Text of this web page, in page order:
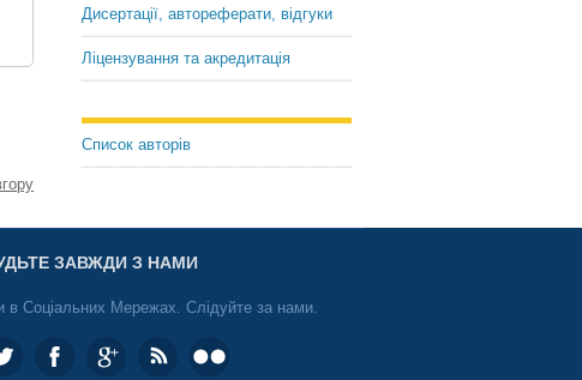
Дисертації, автореферати, відгуки
Ліцензування та акредитація
Список авторів
ЗАВЖДИ З НАМИ
в Соціальних Мережах. Слідуйте за нами.